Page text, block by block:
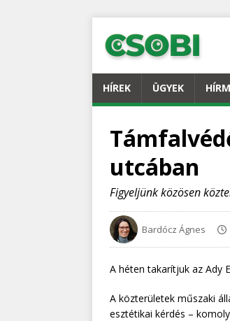
HÍREK ÜGYEK
utcában
Figyeljünk közösen
Bardócz Ágnes
A héten takarítjuk az Ady
A közterületek műszaki
esztétikai kérdés –